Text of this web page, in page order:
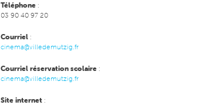
Téléphone :
03 90 40 97 20
Courriel :
cinema@villedemutzig.fr
Courriel réservation scolaire :
cinema@villedemutzig.fr
Site internet :